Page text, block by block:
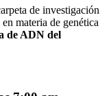
de investigación
materia de genética
de ADN del